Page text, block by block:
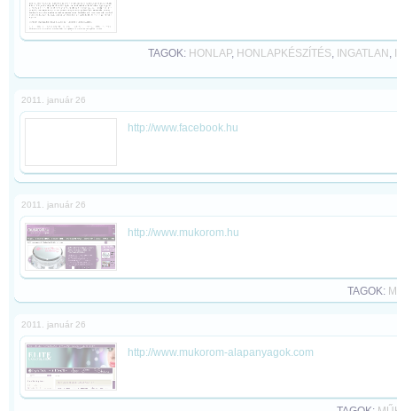
TAGOK: HONLAP, HONLAPKÉSZÍTÉS, INGATLAN ,
2011. január 26
http://www.facebook.hu
2011. január 26
http://www.mukorom.hu
TAGOK:
2011. január 26
http://www.mukorom-alapanyagok.com